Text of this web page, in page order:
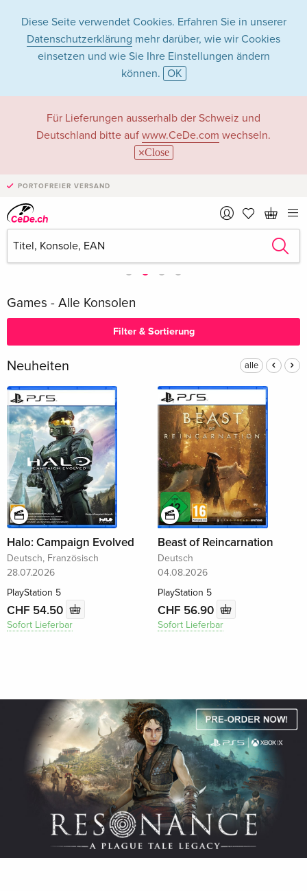
Diese Seite verwendet Cookies. Erfahren Sie in unserer
Datenschutzerklärung mehr darüber, wie wir Cookies
einsetzen und wie Sie Ihre Einstellungen ändern
können. OK
Für Lieferungen ausserhalb der Schweiz und
Deutschland bitte auf www.CeDe.com wechseln.
Close
PORTOFREIER VERSAND
Games - Alle Konsolen
Filter & Sortierung
Neuheiten alle
Halo: Campaign Evolved
Deutsch, Französisch
28.07.2026
PlayStation 5
CHF 54.50
Sofort Lieferbar
Beast of Reincarnation
Deutsch
04.08.2026
PlayStation 5
CHF 56.90
Sofort Lieferbar